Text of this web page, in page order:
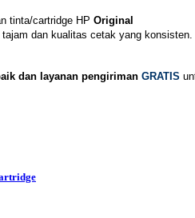
tinta/cartridge HP Original
dan kualitas cetak yang
dan layanan pengiriman GRATIS